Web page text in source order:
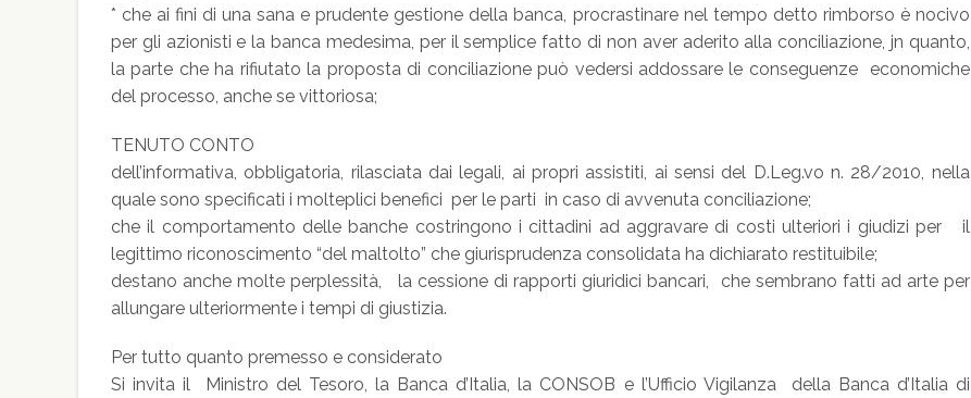
* che ai fini di una sana e prudente gestione della banca, procrastinare nel tempo detto rimborso è nocivo
per gli azionisti e la banca medesima, per il semplice fatto di non aver aderito alla conciliazione, jn quanto,
la parte che ha rifiutato la proposta di conciliazione può vedersi addossare le conseguenze economiche
del processo, anche se vittoriosa;
TENUTO CONTO
dell’informativa, obbligatoria, rilasciata dai legali, ai propri assistiti, ai sensi del D.Leg.vo n. 28/2010, nella
quale sono specificati i molteplici benefici per le parti in caso di avvenuta conciliazione;
che il comportamento delle banche costringono i cittadini ad aggravare di costi ulteriori i giudizi per il
legittimo riconoscimento “del maltolto” che giurisprudenza consolidata ha dichiarato restituibile;
destano anche molte perplessità, la cessione di rapporti giuridici bancari, che sembrano fatti ad arte per
allungare ulteriormente i tempi di giustizia.
Per tutto quanto premesso e considerato
Si invita il Ministro del Tesoro, la Banca d’Italia, la CONSOB e l’Ufficio Vigilanza della Banca d’Italia di